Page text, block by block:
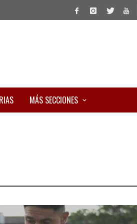
MÁS SECCIONES